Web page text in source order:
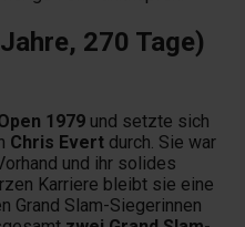
270 Tage)
1979 und setzte sich
Chris Evert durch. Sie war
und ihr solides
Karriere bleibt sie eine
Grand Slam-Siegerinnen